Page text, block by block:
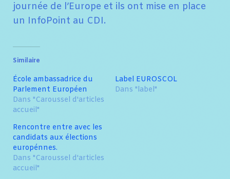
journée de l’Europe et ils ont mise en place
un InfoPoint au CDI.
Similaire
École ambassadrice du
Parlement Européen
Dans "Caroussel d'articles
accueil"
Label EUROSCOL
Dans "label"
Rencontre entre avec les
candidats aux élections
europénnes.
Dans "Caroussel d'articles
accueil"